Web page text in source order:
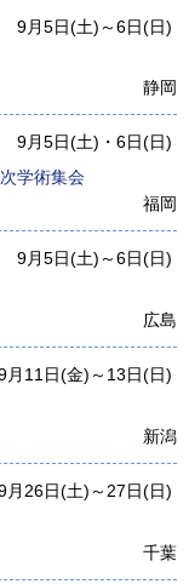
9月5日(土)～6日(日)
静岡
9月5日(土)・6日(日)
学術集会
福岡
9月5日(土)～6日(日)
広島
月11日(金)～13日(日)
新潟
月26日(土)～27日(日)
千葉